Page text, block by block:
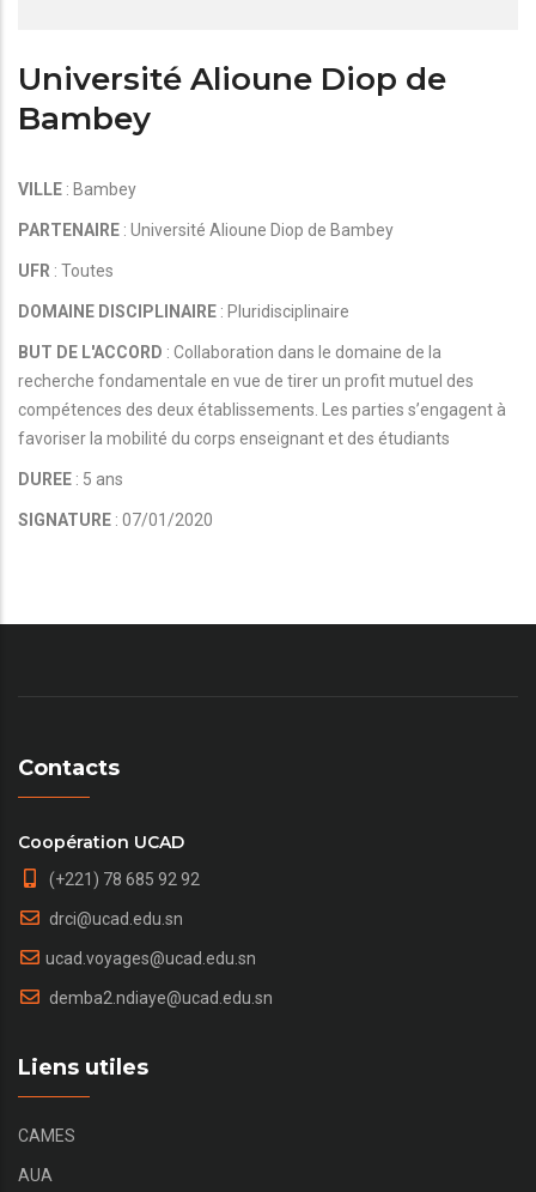
Université Alioune Diop de
Bambey
VILLE : Bambey
PARTENAIRE : Université Alioune Diop de Bambey
UFR : Toutes
DOMAINE DISCIPLINAIRE : Pluridisciplinaire
BUT DE L'ACCORD : Collaboration dans le domaine de la
recherche fondamentale en vue de tirer un profit mutuel des
compétences des deux établissements. Les parties s’engagent à
favoriser la mobilité du corps enseignant et des étudiants
DUREE : 5 ans
SIGNATURE : 07/01/2020
Contacts
Coopération UCAD
(+221) 78 685 92 92
drci@ucad.edu.sn
ucad.voyages@ucad.edu.sn
demba2.ndiaye@ucad.edu.sn
Liens utiles
CAMES
AUA